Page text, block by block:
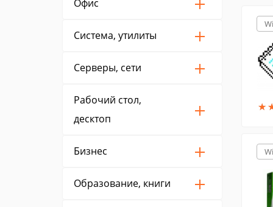
Офис
Система, утилиты
Серверы, сети
Рабочий стол,
десктоп
Бизнес
Образование, книги
★
★